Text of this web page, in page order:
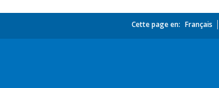
Cette page en: Français